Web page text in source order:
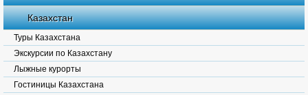
Казахстан
Туры Казахстана
Экскурсии по Казахстану
Лыжные курорты
Гостиницы Казахстана